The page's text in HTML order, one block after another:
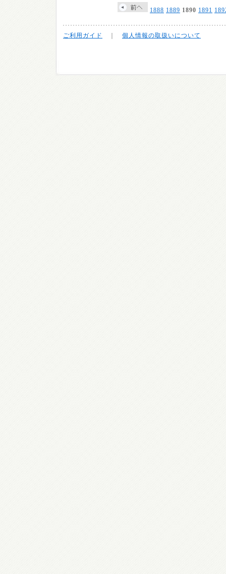
1888 1889 1890 1891
ご利用ガイド 個人情報の取扱いについて